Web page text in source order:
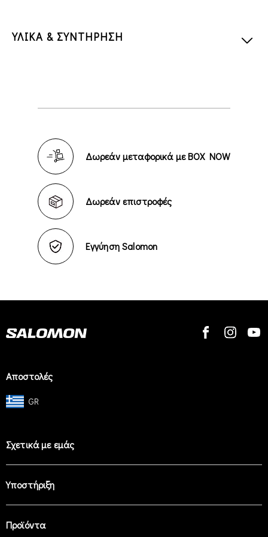
ΥΛΙΚΑ & ΣΥΝΤΗΡΗΣΗ
Δωρεάν μεταφορικά με BOX NOW
Δωρεάν επιστροφές
Εγγύηση Salomon
Αποστολές
GR
Σχετικά με εμάς
Υποστήριξη
Προϊόντα